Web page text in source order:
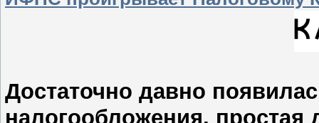
Достаточно давно
налогообложения, простая